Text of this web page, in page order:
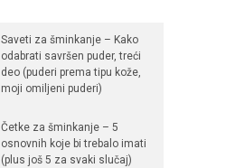
Saveti za šminkanje – Kako
odabrati savršen puder, treći
deo (puderi prema tipu kože,
moji omiljeni puderi)
Četke za šminkanje – 5
osnovnih koje bi trebalo imati
(plus još 5 za svaki slučaj)